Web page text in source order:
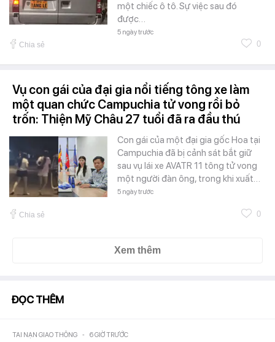
một chiếc ô tô. Sự việc sau đó
được…
5 ngày trước
Chia sẻ 0
Vụ con gái của đại gia nổi tiếng tông xe làm
một quan chức Campuchia tử vong rồi bỏ
trốn: Thiện Mỹ Châu 27 tuổi đã ra đầu thú
Con gái của một đại gia gốc Hoa tại
Campuchia đã bị cảnh sát bắt giữ
sau vụ lái xe AVATR 11 tông tử vong
một người đàn ông, trong khi xuất…
5 ngày trước
Chia sẻ 0
Xem thêm
ĐỌC THÊM
TAI NẠN GIAO THÔNG - 6 GIỜ TRƯỚC